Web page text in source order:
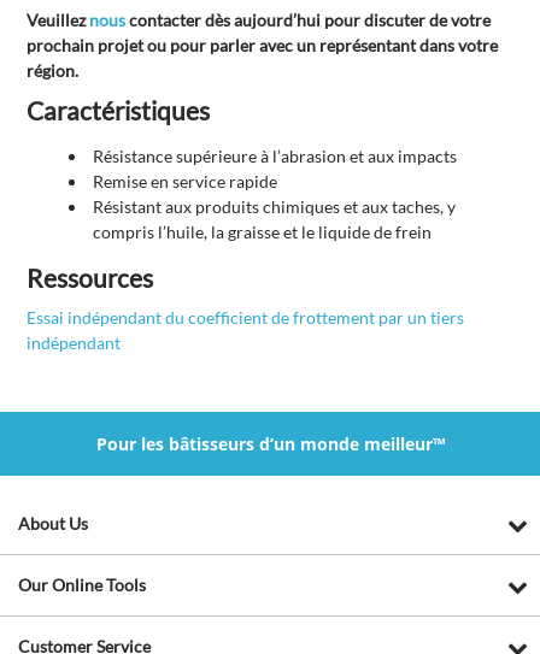
Veuilleznouscontacter dès aujourd’hui pour discuter de votre
prochain projet ou pour parler avec un représentant dans votre
région.
Caractéristiques
Résistance supérieure à l’abrasion et aux impacts
Remise en service rapide
Résistant aux produits chimiques et aux taches, y
compris l’huile, la graisse et le liquide de frein
Ressources
Essai indépendant du coefficient de frottement par un tiers
indépendant
Pour les bâtisseurs d’un monde meilleur™
About Us
Our Online Tools
Customer Service